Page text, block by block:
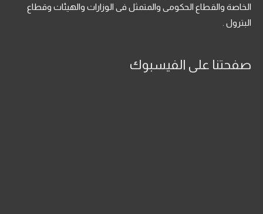
الخاصة والقطاع الحكومى والمتمثل فى الوزارات والهيئات وقطاع
البترول .
صفحتنا على الفيسبوك